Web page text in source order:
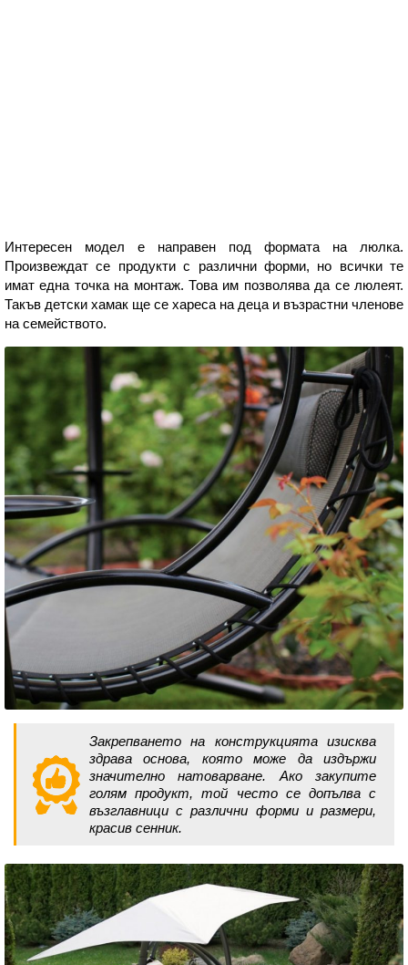
Интересен модел е направен под формата на люлка.
Произвеждат се продукти с различни форми, но всички те
имат една точка на монтаж. Това им позволява да се люлеят.
Такъв детски хамак ще се хареса на деца и възрастни членове
на семейството.
Закрепването на конструкцията изисква
здрава основа, която може да издържи
значително натоварване. Ако закупите
голям продукт, той често се допълва с
възглавници с различни форми и размери,
красив сенник.